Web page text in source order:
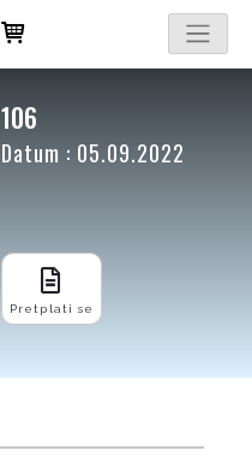
106
Datum : 05.09.2022
Pretplati se